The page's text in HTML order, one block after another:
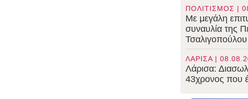
ΠΟΛΙΤΙΣΜΟΣ |
Με μεγάλη
συναυλία της
ΛΑΡΙΣΑ |
Λάρισα:
43χρονος που